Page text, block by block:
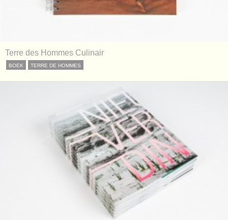
Terre des Hommes Culinair
BOEK TERRE DE HOMMES